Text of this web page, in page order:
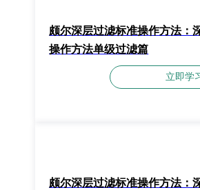
颇尔深层过滤标准操作方法：
操作方法单级过滤篇
立即学
颇尔深层过滤标准操作方法：​